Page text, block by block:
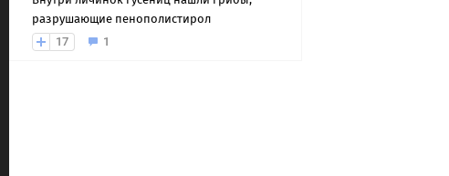
разрушающие пенополистирол
17
1